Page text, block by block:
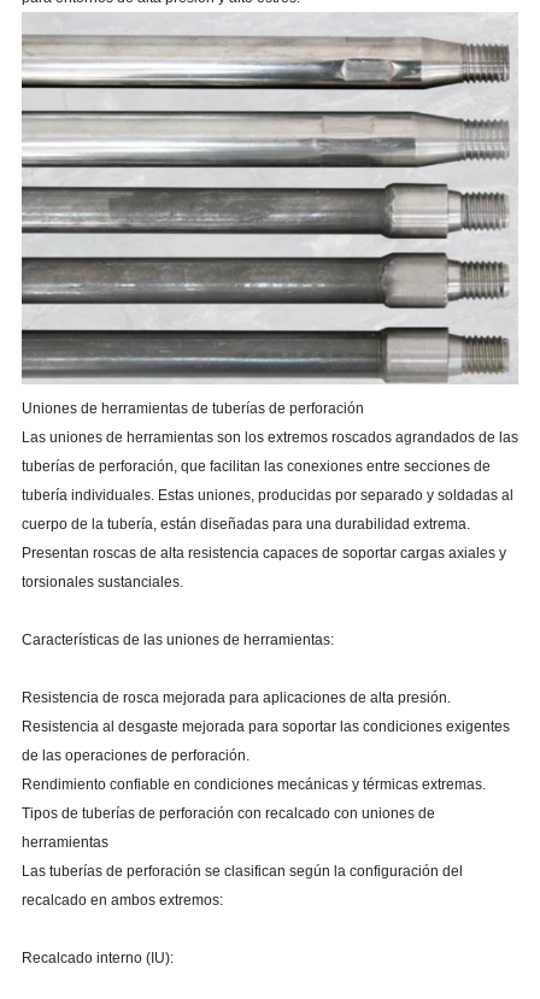
Uniones de herramientas de tuberías de perforación
Las uniones de herramientas son los extremos roscados agrandados de las
tuberías de perforación, que facilitan las conexiones entre secciones de
tubería individuales. Estas uniones, producidas por separado y soldadas al
cuerpo de la tubería, están diseñadas para una durabilidad extrema.
Presentan roscas de alta resistencia capaces de soportar cargas axiales y
torsionales sustanciales.
Características de las uniones de herramientas:
Resistencia de rosca mejorada para aplicaciones de alta presión.
Resistencia al desgaste mejorada para soportar las condiciones exigentes
de las operaciones de perforación.
Rendimiento confiable en condiciones mecánicas y térmicas extremas.
Tipos de tuberías de perforación con recalcado con uniones de
herramientas
Las tuberías de perforación se clasifican según la configuración del
recalcado en ambos extremos:
Recalcado interno (IU):